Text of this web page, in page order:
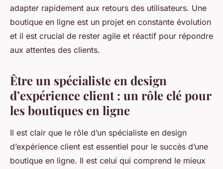
adapter rapidement aux retours des utilisateurs. Une
boutique en ligne est un projet en constante évolution
et il est crucial de rester agile et réactif pour répondre
aux attentes des clients.
Être un spécialiste en design
d’expérience client : un rôle clé pour
les boutiques en ligne
Il est clair que le rôle d’un spécialiste en design
d’expérience client est essentiel pour le succès d’une
boutique en ligne. Il est celui qui comprend le mieux